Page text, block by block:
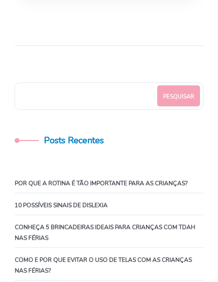
PESQUISAR
Posts Recentes
POR QUE A ROTINA É TÃO IMPORTANTE PARA AS CRIANÇAS?
10 POSSÍVEIS SINAIS DE DISLEXIA
CONHEÇA 5 BRINCADEIRAS IDEAIS PARA CRIANÇAS COM TDAH
NAS FÉRIAS
COMO E POR QUE EVITAR O USO DE TELAS COM AS CRIANÇAS
NAS FÉRIAS?